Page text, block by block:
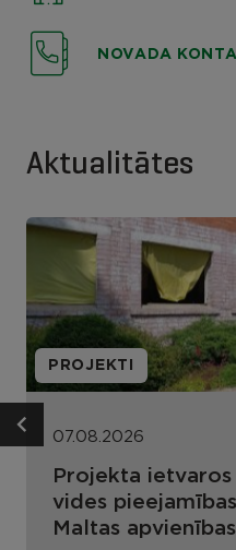
NOVADA
Aktualitātes
PROJEKTI
07.08.2026
Projekta
vides
Maltas